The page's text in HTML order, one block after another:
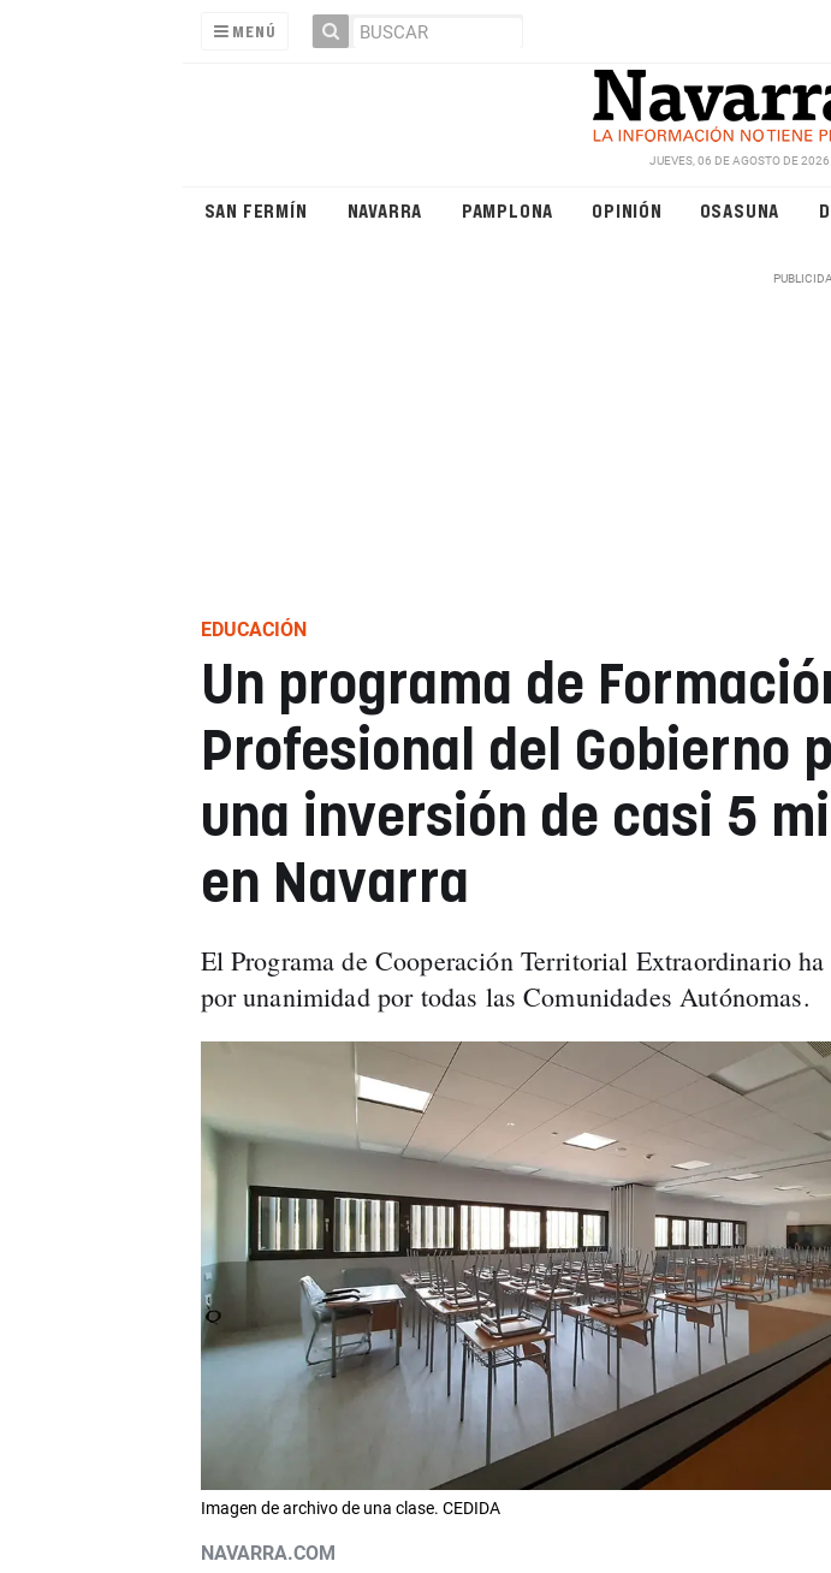
MENÚ
JUEVES, 06 DE AGOSTO DE 2026
SAN FERMÍN NAVARRA PAMPLONA OPINIÓN OSASUNA
EDUCACIÓN
Un programa de
Profesional del Gobierno
una inversión de casi 5
en Navarra
El Programa de Cooperación Territorial Extraordinario
por unanimidad por todas las Comunidades Autónomas.
Imagen de archivo de una clase. CEDIDA
NAVARRA.COM